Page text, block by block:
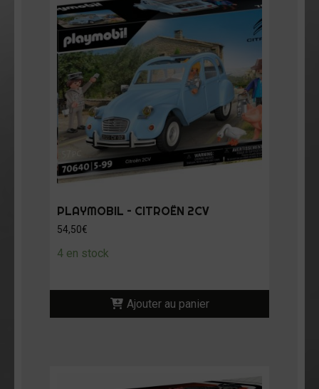
PLAYMOBIL – CITROËN 2CV
54,50€
4 en stock
Ajouter au panier